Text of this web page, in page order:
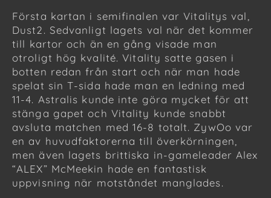
Första kartan i semifinalen var Vitalitys val,
Dust2. Sedvanligt lagets val när det kommer
till kartor och än en gång visade man
otroligt hög kvalité. Vitality satte gasen i
botten redan från start och när man hade
spelat sin T-sida hade man en ledning med
11-4. Astralis kunde inte göra mycket för att
stänga gapet och Vitality kunde snabbt
avsluta matchen med 16-8 totalt. ZywOo var
en av huvudfaktorerna till överkörningen,
men även lagets brittiska in-gameleader Alex
“ALEX” McMeekin hade en fantastisk
uppvisning när motståndet manglades.